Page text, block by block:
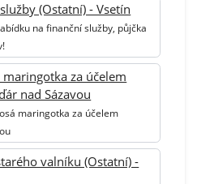
(Ostatní) - Vsetín
na finanční služby, půjčka
za účelem
nad Sázavou
maringotka za účelem
valníku (Ostatní) -